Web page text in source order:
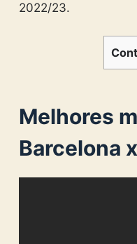
2022/23.
Melhores
Barcelona